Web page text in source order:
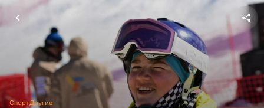
СпортДругие